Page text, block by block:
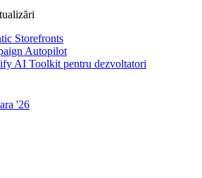
Storefronts
Autopilot
AI Toolkit pentru dezvoltatori
'26